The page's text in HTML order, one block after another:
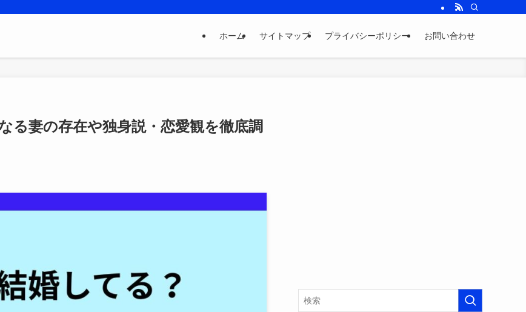
ホーム サイトマップ プライバシーポリシー お問い合わせ
る妻の存在や独身説・恋愛観を徹底調